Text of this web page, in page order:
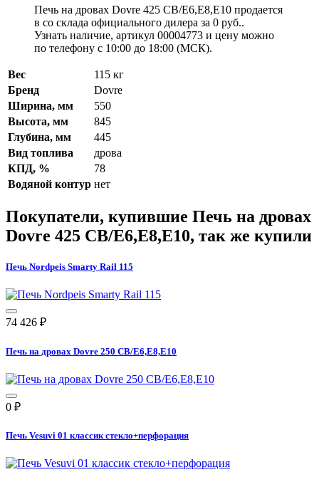
Печь на дровах Dovre 425 CB/E6,E8,E10 продается
в со склада официального дилера за 0 руб..
Узнать наличие, артикул 00004773 и цену можно
по телефону с 10:00 до 18:00 (МСК).
Вес
115 кг
Бренд
Dovre
Ширина, мм
550
Высота, мм
845
Глубина, мм
445
Вид топлива
дрова
КПД, %
78
Водяной контур нет
Покупатели, купившие Печь на дровах
Dovre 425 CB/E6,E8,E10, так же купили
Печь Nordpeis Smarty Rail 115
74 426 ₽
Печь на дровах Dovre 250 CB/E6,E8,E10
0 ₽
Печь Vesuvi 01 классик стекло+перфорация